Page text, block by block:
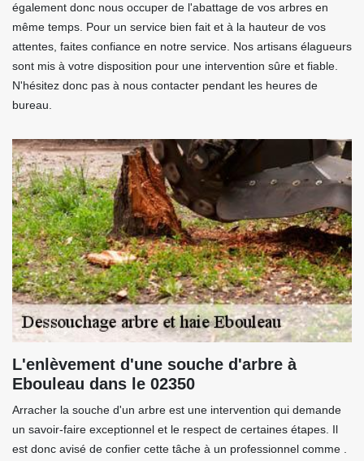
également donc nous occuper de l'abattage de vos arbres en
même temps. Pour un service bien fait et à la hauteur de vos
attentes, faites confiance en notre service. Nos artisans élagueurs
sont mis à votre disposition pour une intervention sûre et fiable.
N'hésitez donc pas à nous contacter pendant les heures de
bureau.
L'enlèvement d'une souche d'arbre à
Ebouleau dans le 02350
Arracher la souche d'un arbre est une intervention qui demande
un savoir-faire exceptionnel et le respect de certaines étapes. Il
est donc avisé de confier cette tâche à un professionnel comme .